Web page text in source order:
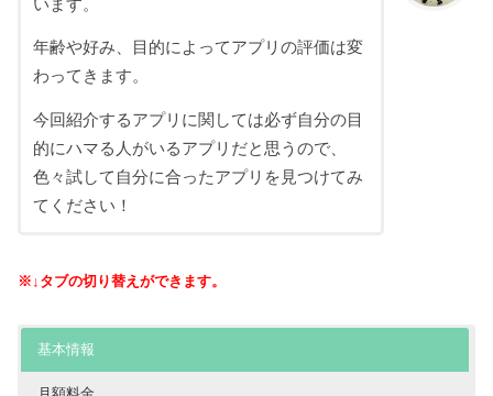
います。
年齢や好み、目的によってアプリの評価は変
わってきます。
今回紹介するアプリに関しては必ず自分の目
的にハマる人がいるアプリだと思うので、
色々試して自分に合ったアプリを見つけてみ
てください！
※↓タブの切り替えができます。
基本情報